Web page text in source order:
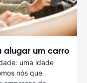
alugar um carro
uma idade
nós que